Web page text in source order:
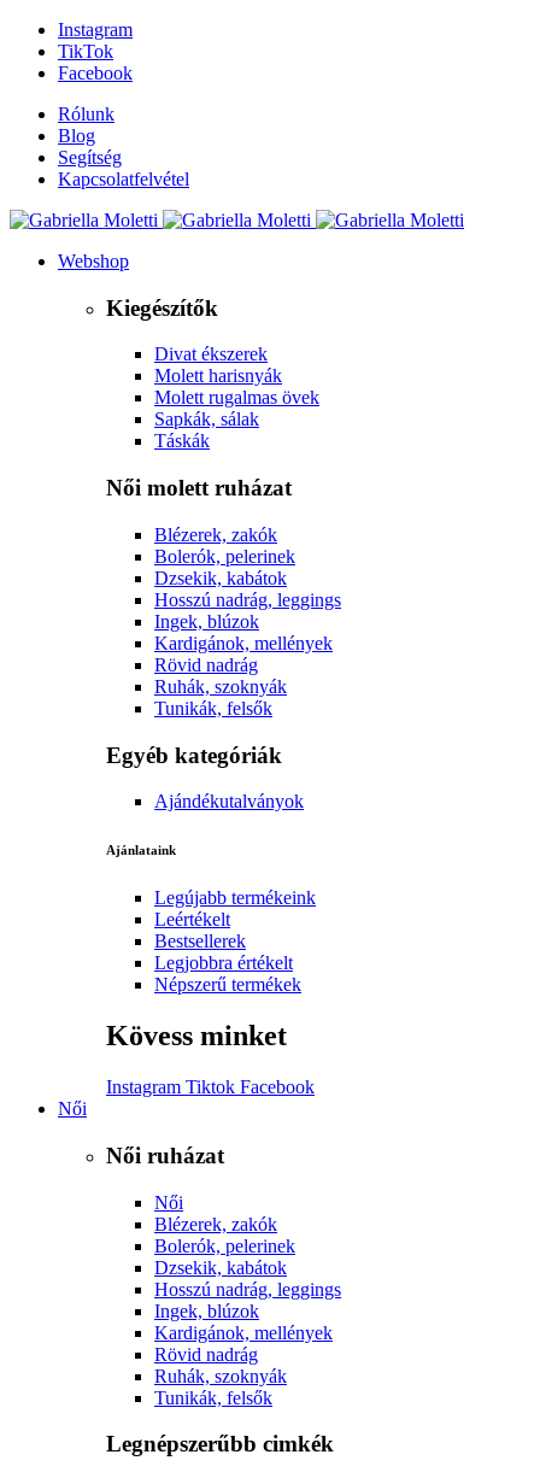
Instagram
TikTok
Facebook
Rólunk
Blog
Segítség
Kapcsolatfelvétel
Webshop
Kiegészítők
Divat ékszerek
Molett harisnyák
Molett rugalmas övek
Sapkák, sálak
Táskák
Női molett ruházat
Blézerek, zakók
Bolerók, pelerinek
Dzsekik, kabátok
Hosszú nadrág, leggings
Ingek, blúzok
Kardigánok, mellények
Rövid nadrág
Ruhák, szoknyák
Tunikák, felsők
Egyéb kategóriák
Ajándékutalványok
Ajánlataink
Legújabb termékeink
Leértékelt
Bestsellerek
Legjobbra értékelt
Népszerű termékek
Kövess minket
Instagram Tiktok Facebook
Női
Női ruházat
Női
Blézerek, zakók
Bolerók, pelerinek
Dzsekik, kabátok
Hosszú nadrág, leggings
Ingek, blúzok
Kardigánok, mellények
Rövid nadrág
Ruhák, szoknyák
Tunikák, felsők
Legnépszerűbb cimkék